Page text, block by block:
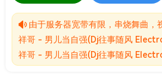
由于服务器宽带有限，串烧舞曲，视频舞曲关闭在线播放功